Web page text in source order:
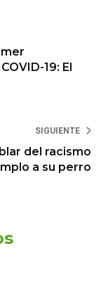
19: El
SIGUIENTE
del racismo
a su perro